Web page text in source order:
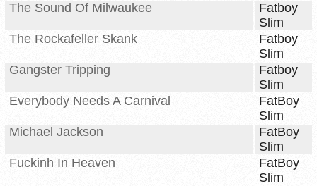
The Sound Of Milwaukee
Fatboy
Slim
The Rockafeller Skank
Fatboy
Slim
Gangster Tripping
Fatboy
Slim
Everybody Needs A Carnival
FatBoy
Slim
Michael Jackson
FatBoy
Slim
Fuckinh In Heaven
FatBoy
Slim